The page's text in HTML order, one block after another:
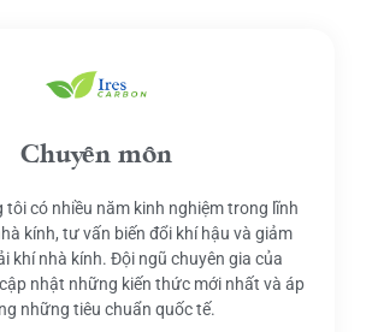
Chuyên môn
tôi có nhiều năm kinh nghiệm trong lĩnh
kính, tư vấn biến đổi khí hậu và giảm
khí nhà kính. Đội ngũ chuyên gia của
nhật những kiến thức mới nhất và áp
những tiêu chuẩn quốc tế.